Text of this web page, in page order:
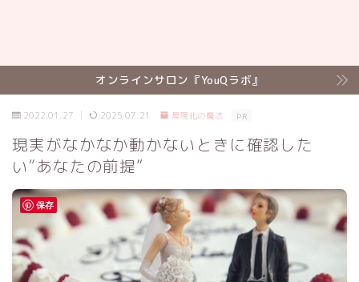
オンラインサロン『YouQラボ』
2022.01.27 2025.07.21 具現化の魔法 PR
現実がなかなか動かないときに確認した
い“あなたの前提”
保存